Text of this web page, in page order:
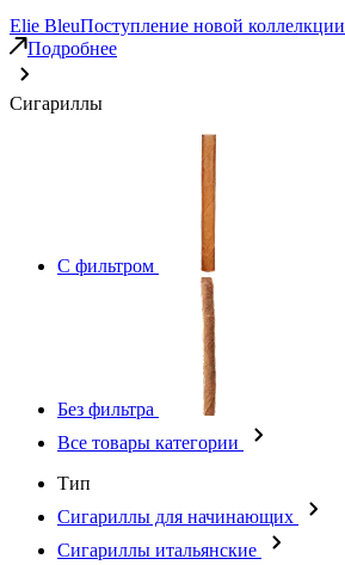
Elie BleuПоступление новой коллелкции
Подробнее
Сигариллы
С фильтром
Без фильтра
Все товары категории
Тип
Сигариллы для начинающих
Сигариллы итальянские